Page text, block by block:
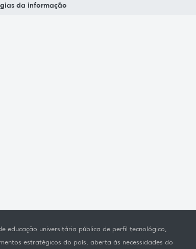
da informação
educação universitária pública de perfil tecnológico,
estratégicos do país, aberta às necessidades do